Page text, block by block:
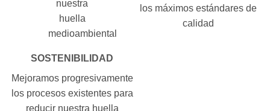
SOSTENIBILIDAD
Mejoramos progresivamente
los procesos existentes para
reducir nuestra huella
los máximos estándares de
calidad